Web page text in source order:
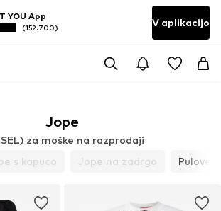
YOU App
(152.700) V aplikacijo
Jope
za moške na razprodaji
s kapuco Jope na zadrgo